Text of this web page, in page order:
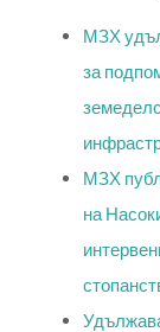
МЗХ
за
МЗХ
на